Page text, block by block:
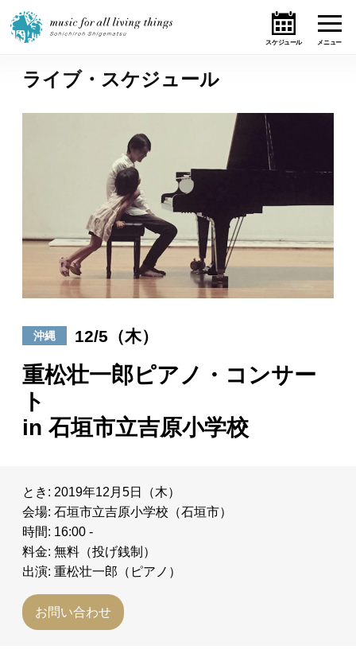
ホーム
ライブ・スケジュール
作品
オンライン・ショップ
ギャラリー
日々のレポート
Specials
演奏依頼
お問い合わせ
ライブ・スケジュール
沖縄 12/5（木）
重松壮一郎ピアノ・コンサー
ト
in 石垣市立吉原小学校
とき: 2019年12月5日（木）
会場: 石垣市立吉原小学校（石垣市）
時間: 16:00 -
料金: 無料（投げ銭制）
出演: 重松壮一郎（ピアノ）
お問い合わせ